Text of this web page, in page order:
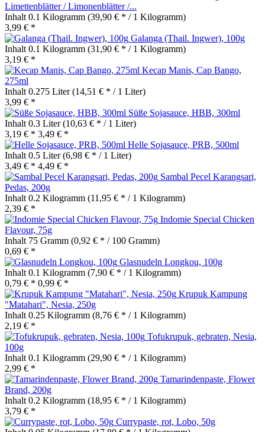
Limettenblätter / Limonenblätter /...
Inhalt 0.1 Kilogramm (39,90 € * / 1 Kilogramm)
3,99 € *
Galanga (Thail. Ingwer), 100g
Inhalt 0.1 Kilogramm (31,90 € * / 1 Kilogramm)
3,19 € *
Kecap Manis, Cap Bango,
275ml
Inhalt 0.275 Liter(14,51 € * / 1 Liter)
3,99 € *
Süße Sojasauce, HBB, 300ml
Inhalt 0.3 Liter(10,63 € * / 1 Liter)
3,19 € * 3,49 € *
Helle Sojasauce, PRB, 500ml
Inhalt 0.5 Liter(6,98 € * / 1 Liter)
3,49 € * 4,49 € *
Sambal Pecel Karangsari,
Pedas, 200g
Inhalt 0.2 Kilogramm (11,95 € * / 1 Kilogramm)
2,39 € *
Indomie Special Chicken
Flavour, 75g
Inhalt 75 Gramm (0,92 € * / 100 Gramm)
0,69 € *
Glasnudeln Longkou, 100g
Inhalt 0.1 Kilogramm (7,90 € * / 1 Kilogramm)
0,79 € * 0,99 € *
Krupuk Kampung
"Matahari", Nesia, 250g
Inhalt 0.25 Kilogramm (8,76 € * / 1 Kilogramm)
2,19 € *
Tofukrupuk, gebraten, Nesia,
100g
Inhalt 0.1 Kilogramm (29,90 € * / 1 Kilogramm)
2,99 € *
Tamarindenpaste, Flower
Brand, 200g
Inhalt 0.2 Kilogramm (18,95 € * / 1 Kilogramm)
3,79 € *
Currypaste, rot, Lobo, 50g